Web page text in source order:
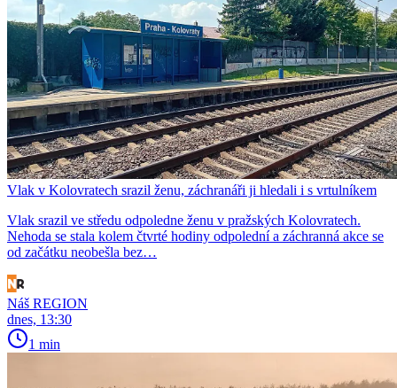
Vlak v Kolovratech srazil ženu, záchranáři ji hledali i s vrtulníkem
Vlak srazil ve středu odpoledne ženu v pražských Kolovratech.
Nehoda se stala kolem čtvrté hodiny odpolední a záchranná akce se
od začátku neobešla bez…
Náš REGION
dnes, 13:30
1 min